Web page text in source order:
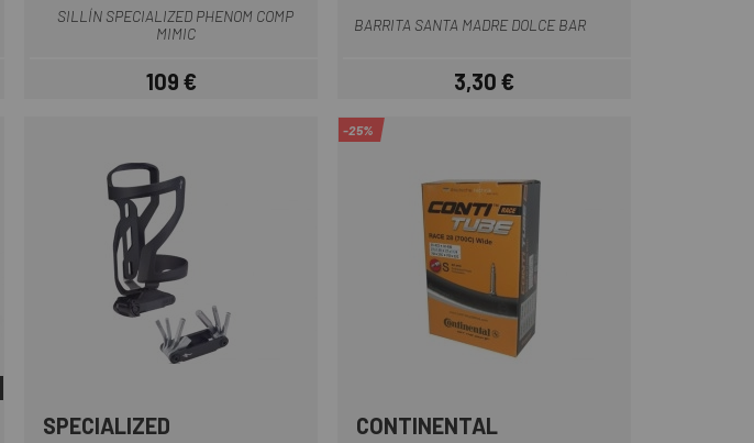
SILLÍN SPECIALIZED PHENOM COMP
MIMIC
Prezzo
109 €
BARRITA SANTA MADRE DOLCE BAR
Prezzo
3,30 €
nero opaco
SPECIALIZED
-25%
CONTINENTAL